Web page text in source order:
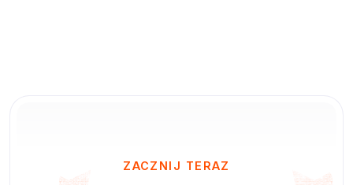
ZACZNIJ TERAZ